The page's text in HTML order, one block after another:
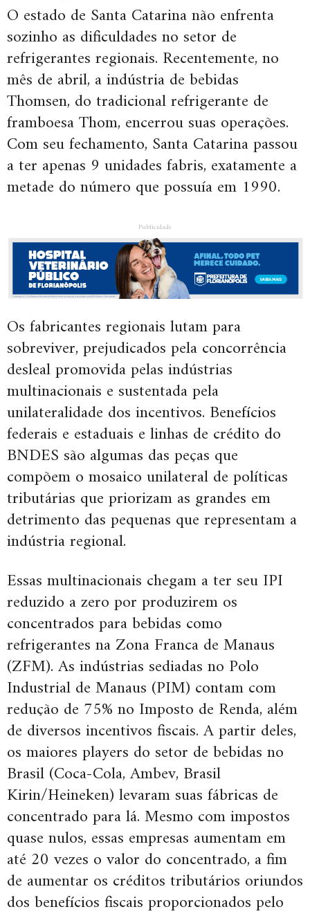
O estado de Santa Catarina não enfrenta
sozinho as dificuldades no setor de
refrigerantes regionais. Recentemente, no
mês de abril, a indústria de bebidas
Thomsen, do tradicional refrigerante de
framboesa Thom, encerrou suas operações.
Com seu fechamento, Santa Catarina passou
a ter apenas 9 unidades fabris, exatamente a
metade do número que possuía em 1990.
Publicidade
Os fabricantes regionais lutam para
sobreviver, prejudicados pela concorrência
desleal promovida pelas indústrias
multinacionais e sustentada pela
unilateralidade dos incentivos. Benefícios
federais e estaduais e linhas de crédito do
BNDES são algumas das peças que
compõem o mosaico unilateral de políticas
tributárias que priorizam as grandes em
detrimento das pequenas que representam a
indústria regional.
Essas multinacionais chegam a ter seu IPI
reduzido a zero por produzirem os
concentrados para bebidas como
refrigerantes na Zona Franca de Manaus
(ZFM). As indústrias sediadas no Polo
Industrial de Manaus (PIM) contam com
redução de 75% no Imposto de Renda, além
de diversos incentivos fiscais. A partir deles,
os maiores players do setor de bebidas no
Brasil (Coca-Cola, Ambev, Brasil
Kirin/Heineken) levaram suas fábricas de
concentrado para lá. Mesmo com impostos
quase nulos, essas empresas aumentam em
até 20 vezes o valor do concentrado, a fim
de aumentar os créditos tributários oriundos
dos benefícios fiscais proporcionados pelo